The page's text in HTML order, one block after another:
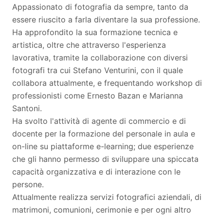
Appassionato di fotografia da sempre, tanto da
essere riuscito a farla diventare la sua professione.
Ha approfondito la sua formazione tecnica e
artistica, oltre che attraverso l'esperienza
lavorativa, tramite la collaborazione con diversi
fotografi tra cui Stefano Venturini, con il quale
collabora attualmente, e frequentando workshop di
professionisti come Ernesto Bazan e Marianna
Santoni.
Ha svolto l'attività di agente di commercio e di
docente per la formazione del personale in aula e
on-line su piattaforme e-learning; due esperienze
che gli hanno permesso di sviluppare una spiccata
capacità organizzativa e di interazione con le
persone.
Attualmente realizza servizi fotografici aziendali, di
matrimoni, comunioni, cerimonie e per ogni altro